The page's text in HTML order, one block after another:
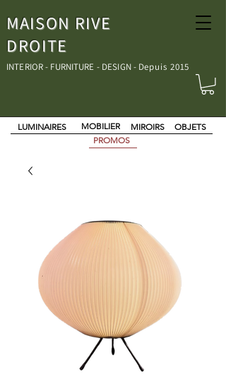
MAISON RIVE
DROITE
INTERIOR - FURNITURE - DESIGN - Depuis 2015
MOBILIER MIROIRS
LUMINAIRES
OBJETS
PROMOS